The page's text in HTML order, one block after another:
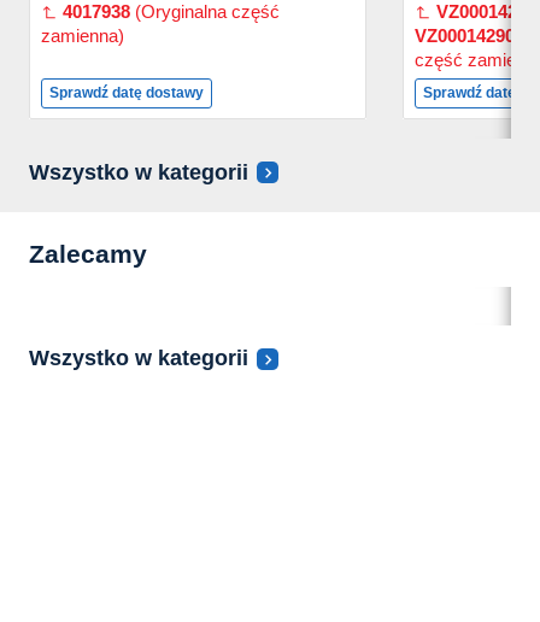
4017938 (Oryginalna część
zamienna)
Sprawdź datę dostawy
VZ00014290
część
Sprawdź datę
Wszystko w kategorii
Zalecamy
Wszystko w kategorii